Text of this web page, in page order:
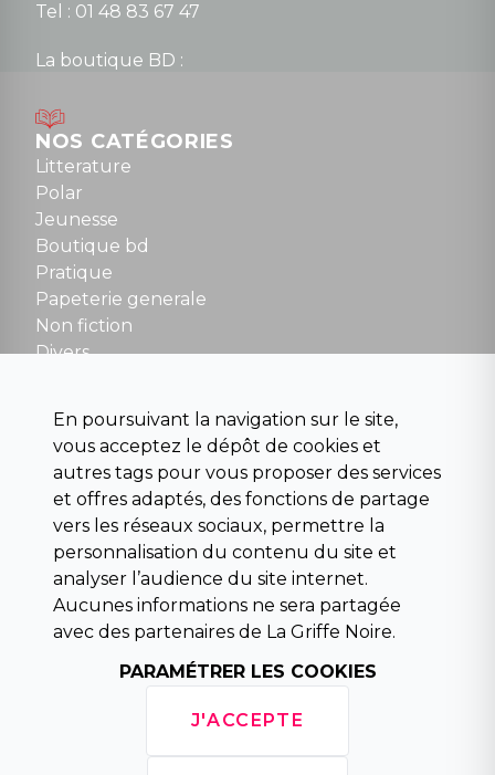
Tel : 01 48 83 67 47
La boutique BD :
Mardi au samedi : 10h à 13h / 14h à 19h
Dimanche : 10h30 à 12h30
Tel : 01 48 89 13 88
NOUS CONTACTER
contact@la-griffe-noire.com
NOS CATÉGORIES
Litterature
Polar
Jeunesse
Boutique bd
Pratique
Papeterie generale
Non fiction
Divers
Para scolaire
Histoire
Pochoteque
Pleiade
INFORMATIONS
Droit de rétractation
Conditions générales de vente
Mentions légales
Horaires d'ouverture
En poursuivant la navigation sur le site,
vous acceptez le dépôt de cookies et
autres tags pour vous proposer des services
et offres adaptés, des fonctions de partage
vers les réseaux sociaux, permettre la
personnalisation du contenu du site et
analyser l’audience du site internet.
Aucunes informations ne sera partagée
avec des partenaires de La Griffe Noire.
PARAMÉTRER LES COOKIES
J'ACCEPTE